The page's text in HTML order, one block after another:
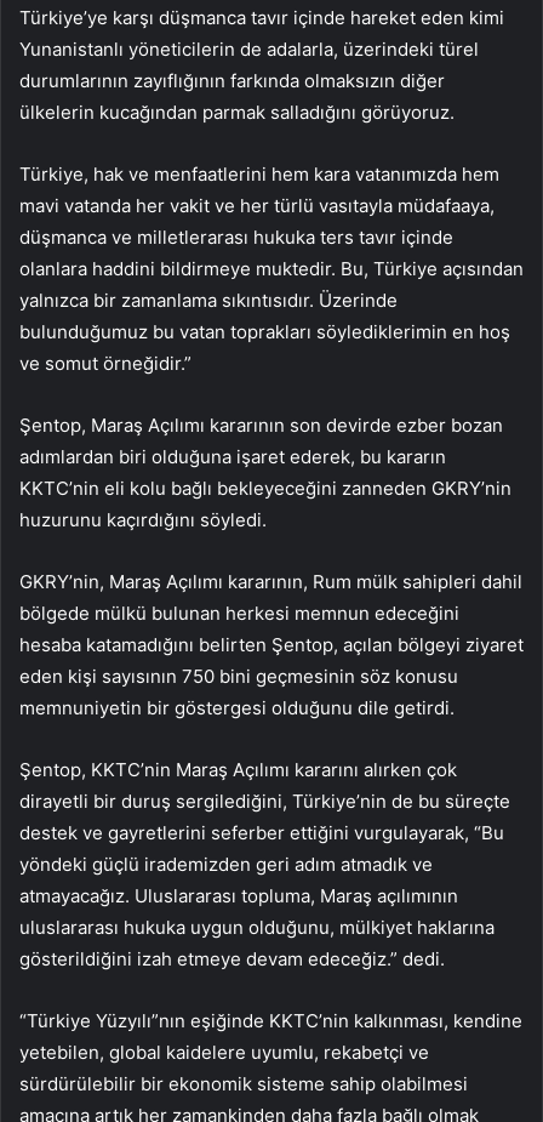
Türkiye’ye karşı düşmanca tavır içinde hareket eden kimi
Yunanistanlı yöneticilerin de adalarla, üzerindeki türel
durumlarının zayıflığının farkında olmaksızın diğer
ülkelerin kucağından parmak salladığını görüyoruz.
Türkiye, hak ve menfaatlerini hem kara vatanımızda hem
mavi vatanda her vakit ve her türlü vasıtayla müdafaaya,
düşmanca ve milletlerarası hukuka ters tavır içinde
olanlara haddini bildirmeye muktedir. Bu, Türkiye açısından
yalnızca bir zamanlama sıkıntısıdır. Üzerinde
bulunduğumuz bu vatan toprakları söylediklerimin en hoş
ve somut örneğidir.”
Şentop, Maraş Açılımı kararının son devirde ezber bozan
adımlardan biri olduğuna işaret ederek, bu kararın
KKTC’nin eli kolu bağlı bekleyeceğini zanneden GKRY’nin
huzurunu kaçırdığını söyledi.
GKRY’nin, Maraş Açılımı kararının, Rum mülk sahipleri dahil
bölgede mülkü bulunan herkesi memnun edeceğini
hesaba katamadığını belirten Şentop, açılan bölgeyi ziyaret
eden kişi sayısının 750 bini geçmesinin söz konusu
memnuniyetin bir göstergesi olduğunu dile getirdi.
Şentop, KKTC’nin Maraş Açılımı kararını alırken çok
dirayetli bir duruş sergilediğini, Türkiye’nin de bu süreçte
destek ve gayretlerini seferber ettiğini vurgulayarak, “Bu
yöndeki güçlü irademizden geri adım atmadık ve
atmayacağız. Uluslararası topluma, Maraş açılımının
uluslararası hukuka uygun olduğunu, mülkiyet haklarına
gösterildiğini izah etmeye devam edeceğiz.” dedi.
“Türkiye Yüzyılı”nın eşiğinde KKTC’nin kalkınması, kendine
yetebilen, global kaidelere uyumlu, rekabetçi ve
sürdürülebilir bir ekonomik sisteme sahip olabilmesi
amacına artık her zamankinden daha fazla bağlı olmak